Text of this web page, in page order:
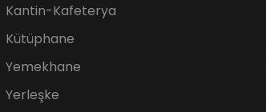
Kantin-Kafeterya
Kütüphane
Yemekhane
Yerleşke